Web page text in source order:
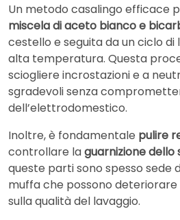
Un metodo casalingo efficace
miscela di aceto bianco e
cestello e seguita da un ciclo di
alta temperatura. Questa
sciogliere incrostazioni e a
sgradevoli senza
dell’elettrodomestico.
Inoltre, è fondamentale pulire
controllare laguarnizione
queste parti sono spesso sede
muffa che possono
sulla qualità del lavaggio.